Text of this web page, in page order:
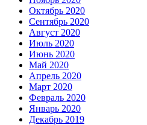
Октябрь 2020
Сентябрь 2020
Август 2020
Июль 2020
Июнь 2020
Май 2020
Апрель 2020
Март 2020
Февраль 2020
Январь 2020
Декабрь 2019